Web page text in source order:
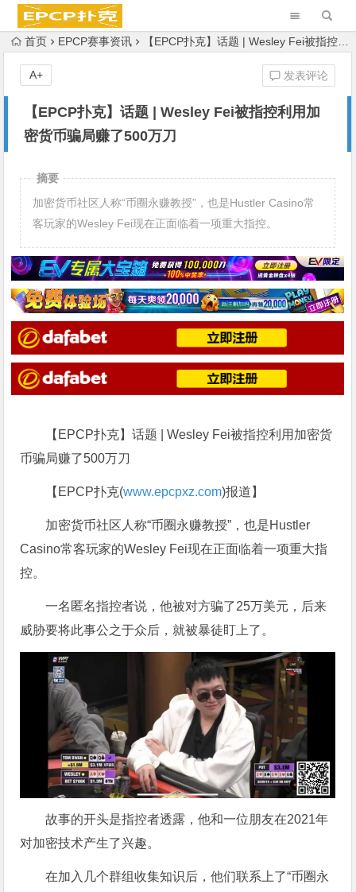
首页 EPCP赛事资讯 【EPCP扑克】话题 | Wesley Fei被指控利用加密货币骗局赚了500万刀
【EPCP扑克】话题 | Wesley Fei被指控利用加
密货币骗局赚了500万刀
发表评论
A+
摘要
加密货币社区人称“币圈永赚教授”，也是Hustler Casino常
客玩家的Wesley Fei现在正面临着一项重大指控。
【EPCP扑克】话题 | Wesley Fei被指控利用加密货
币骗局赚了500万刀
【EPCP扑克(www.epcpxz.com)报道】
加密货币社区人称“币圈永赚教授”，也是Hustler
Casino常客玩家的Wesley Fei现在正面临着一项重大指
控。
一名匿名指控者说，他被对方骗了25万美元，后来
威胁要将此事公之于众后，就被暴徒盯上了。
故事的开头是指控者透露，他和一位朋友在2021年
对加密技术产生了兴趣。
在加入几个群组收集知识后，他们联系上了“币圈永